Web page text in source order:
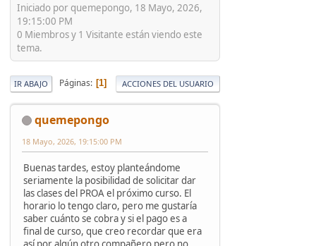
Iniciado por quemepongo, 18 Mayo, 2026,
19:15:00 PM
0 Miembros y 1 Visitante están viendo este
tema.
IR ABAJO Páginas 1 ACCIONES DEL USUARIO
quemepongo
18 Mayo, 2026, 19:15:00 PM
Buenas tardes, estoy planteándome
seriamente la posibilidad de solicitar dar
las clases del PROA el próximo curso. El
horario lo tengo claro, pero me gustaría
saber cuánto se cobra y si el pago es a
final de curso, que creo recordar que era